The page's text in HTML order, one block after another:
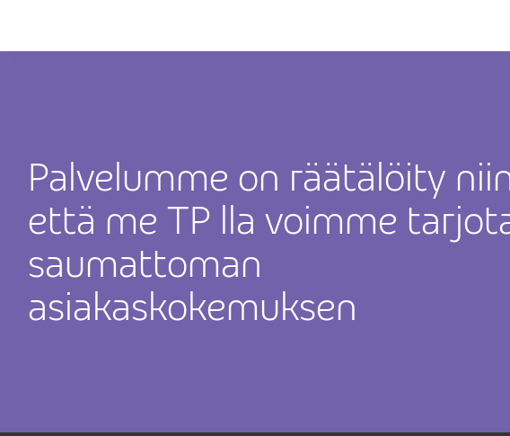
Palvelumme on räätälöity
että me TP lla voimme
saumattoman
asiakaskokemuksen